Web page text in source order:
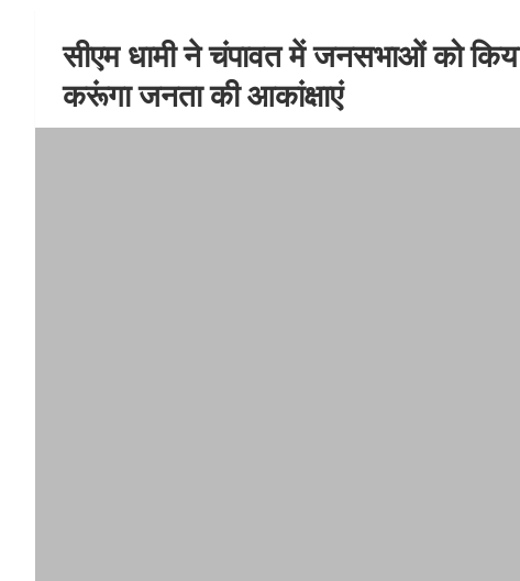
सीएम धामी ने चंपावत में जनसभाओं को
करूंगा जनता की आकांक्षाएं